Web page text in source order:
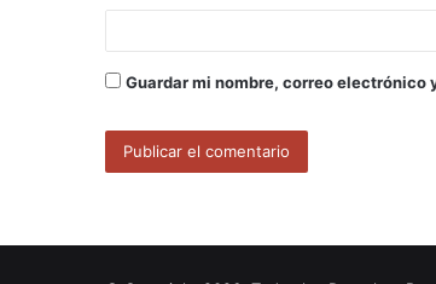
*
Guardar mi nombre, correo electrónico